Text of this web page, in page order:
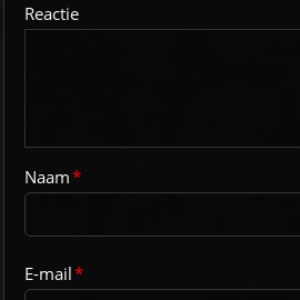
Reactie
Naam*
E-mail*